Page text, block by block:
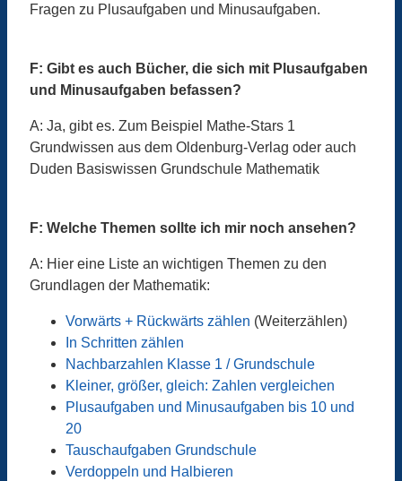
Fragen zu Plusaufgaben und Minusaufgaben.
F: Gibt es auch Bücher, die sich mit Plusaufgaben
und Minusaufgaben befassen?
A: Ja, gibt es. Zum Beispiel Mathe-Stars 1
Grundwissen aus dem Oldenburg-Verlag oder auch
Duden Basiswissen Grundschule Mathematik
F: Welche Themen sollte ich mir noch ansehen?
A: Hier eine Liste an wichtigen Themen zu den
Grundlagen der Mathematik:
Vorwärts + Rückwärts zählen (Weiterzählen)
In Schritten zählen
Nachbarzahlen Klasse 1 / Grundschule
Kleiner, größer, gleich: Zahlen vergleichen
Plusaufgaben und Minusaufgaben bis 10 und
20
Tauschaufgaben Grundschule
Verdoppeln und Halbieren